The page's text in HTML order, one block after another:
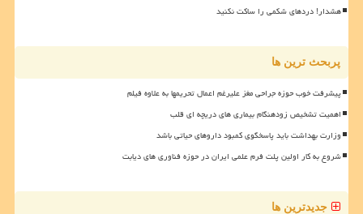
هشدار! دردهای شکمی را ساکت نکنید
پربحث ترین ها
پیشرفت خوب حوزه جراحی مغز علیرغم اعمال تحریمها به علاوه فیلم
اهمیت تشخیص زودهنگام بیماری های دریچه ای قلب
وزارت بهداشت باید پاسخگوی کمبود داروهای حیاتی باشد
شروع به کار اولین پلت فرم علمی ایران در حوزه فناوری های دیابت
جدیدترین ها